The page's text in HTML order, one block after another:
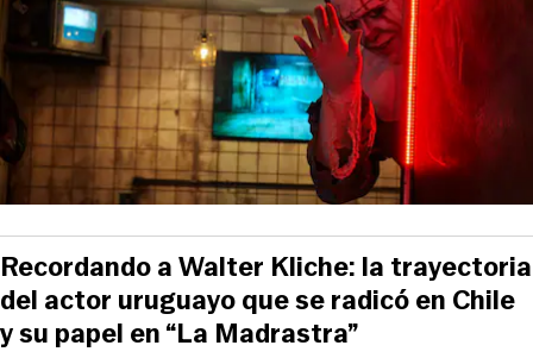
Recordando a Walter Kliche: la trayectoria
del actor uruguayo que se radicó en Chile
y su papel en “La Madrastra”